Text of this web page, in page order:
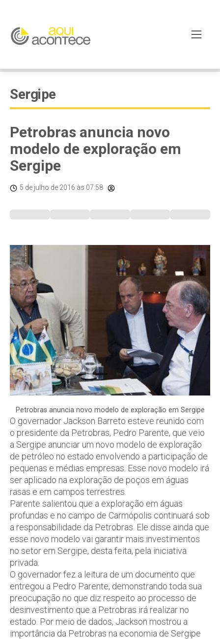
Sergipe
Petrobras anuncia novo
modelo de exploração em
Sergipe
5 de julho de 2016 às 07:58
Petrobras anuncia novo modelo de exploração em Sergipe
O governador Jackson Barreto esteve reunido com
o presidente da Petrobras, Pedro Parente, que veio
a Sergipe anunciar um novo modelo de exploração
de petróleo no estado envolvendo a participação de
pequenas e médias empresas. Esse novo modelo irá
ser aplicado na exploração de poços em águas
rasas e em campos terrestres.
Parente salientou que a exploração em águas
profundas e no campo de Carmópolis continuará sob
a responsabilidade da Petrobras. Ele disse ainda que
esse novo modelo vai garantir mais investimentos
no setor em Sergipe, desta feita, pela iniciativa
privada.
O governador fez a leitura de um documento que
entregou a Pedro Parente, demonstrando toda sua
preocupação no que diz respeito ao processo de
desinvestimento que a Petrobras irá realizar no
estado. Por meio de dados, Jackson mostrou a
importância da Petrobras na economia de Sergipe